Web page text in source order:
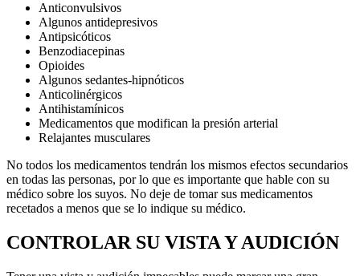
Anticonvulsivos
Algunos antidepresivos
Antipsicóticos
Benzodiacepinas
Opioides
Algunos sedantes-hipnóticos
Anticolinérgicos
Antihistamínicos
Medicamentos que modifican la presión arterial
Relajantes musculares
No todos los medicamentos tendrán los mismos efectos secundarios
en todas las personas, por lo que es importante que hable con su
médico sobre los suyos. No deje de tomar sus medicamentos
recetados a menos que se lo indique su médico.
CONTROLAR SU VISTA Y AUDICIÓN